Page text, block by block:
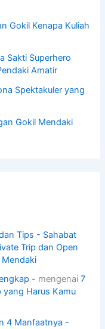
Gokil Kenapa Kuliah
Sakti Superhero
Amatir
Spektakuler yang
Gokil Mendaki
Tips - Sahabat
Trip dan Open
Mendaki
- mengenai7
yang Harus Kamu
4 Manfaatnya -